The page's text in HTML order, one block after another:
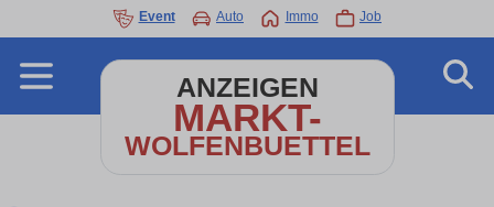
Event Auto Immo Job
ANZEIGEN
MARKT-
WOLFENBUETTEL